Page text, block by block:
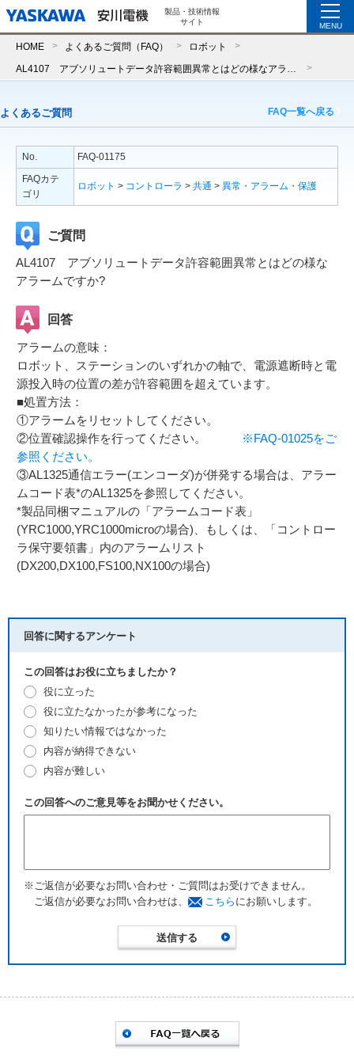
製品・技術情報
サイト
MENU
HOME よくあるご質問（FAQ） ロボット
よくあるご質問 FAQ一覧へ戻る
No.
FAQ-01175
FAQカテ
ゴリ
ロボット > コントローラ > 共通 > 異常・アラーム・保護
ご質問
AL4107 アブソリュートデータ許容範囲異常とはどの様な
アラームですか?
回答
アラームの意味：
ロボット、ステーションのいずれかの軸で、電源遮断時と電
源投入時の位置の差が許容範囲を超えています。
■処置方法：
①アラームをリセットしてください。
②位置確認操作を行ってください。
※FAQ-01025をご
参照ください。
③AL1325通信エラー(エンコーダ)が併発する場合は、アラー
ムコード表*のAL1325を参照してください。
*製品同梱マニュアルの「アラームコード表」
(YRC1000,YRC1000microの場合)、もしくは、「コントロー
ラ保守要領書」内のアラームリスト
(DX200,DX100,FS100,NX100の場合)
回答に関するアンケート
この回答はお役に立ちましたか？
役に立った
役に立たなかったが参考になった
知りたい情報ではなかった
内容が納得できない
内容が難しい
この回答へのご意見等をお聞かせください。
※ご返信が必要なお問い合わせ・ご質問はお受けできません。
ご返信が必要なお問い合わせは、
こちら にお願いします。